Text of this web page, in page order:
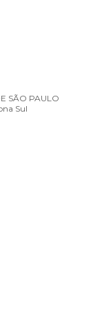
SÃO PAULO
Sul